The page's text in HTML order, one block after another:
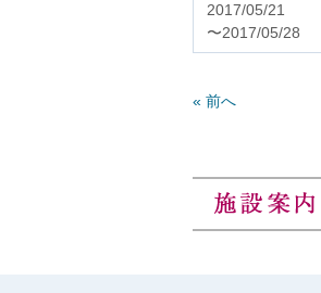
2017/05/21
〜2017/05/28
« 前へ